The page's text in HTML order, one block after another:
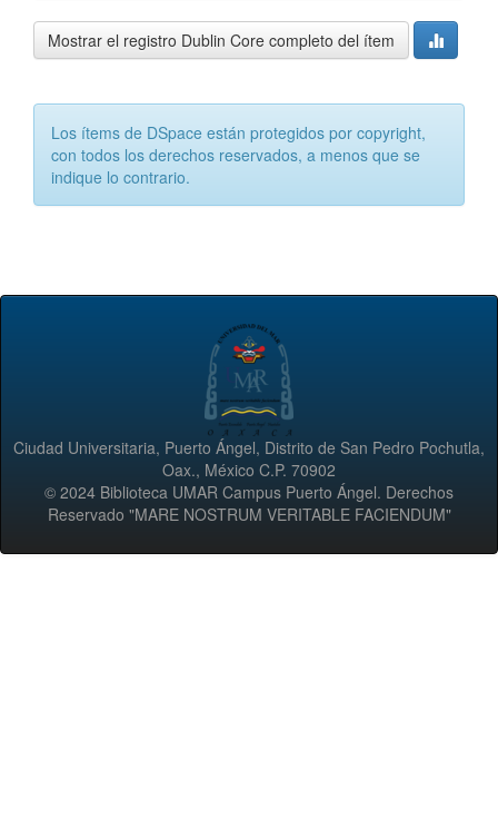
Mostrar el registro Dublin Core completo del ítem
Los ítems de DSpace están protegidos por copyright,
con todos los derechos reservados, a menos que se
indique lo contrario.
Ciudad Universitaria, Puerto Ángel, Distrito de San Pedro Pochutla,
Oax., México C.P. 70902
© 2024 Biblioteca UMAR Campus Puerto Ángel. Derechos
Reservado "MARE NOSTRUM VERITABLE FACIENDUM"